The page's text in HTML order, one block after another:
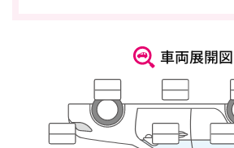
車両展開図